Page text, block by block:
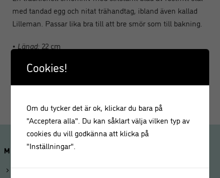
med tandad egg och nitat trähandtag, ibland även kallad
Lilleman. Passar lika bra till att bre smör som till bakning.
• Längd: 22 cm
• endast handdisk
• Material:Rostfritt stål, trä
MINA SIDOR
Logga in
Cookies!
Om du tycker det är ok, klickar du bara på
"Acceptera alla". Du kan såklart välja vilken typ av
cookies du vill godkänna att klicka på
"Inställningar".